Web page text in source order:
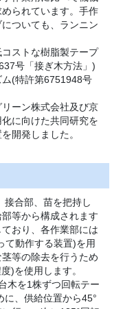
られています。手作
ついても、ランニン
ストな樹脂製テープ
号「接ぎ木方法」)
(特許第6751948号
ーン株式会社及び京
に向けた共同研究を
開発しました。
接合部、苗を把持し
等から構成されます
おり、各作業部には
て動作する装置)を用
等の除去を行うため
)を使用します。
木を1株ずつ回転テー
に、供給位置から45°